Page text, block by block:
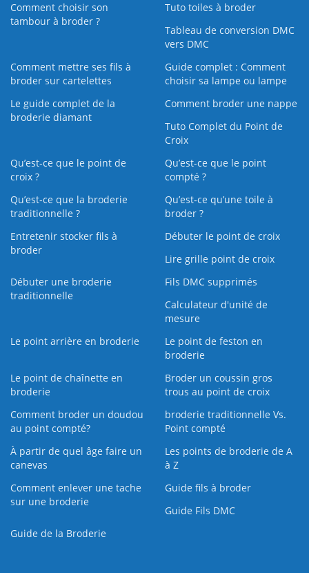
Comment choisir son
tambour à broder ?
Tuto toiles à broder
Tableau de conversion DMC
vers DMC
Comment mettre ses fils à
broder sur cartelettes
Guide complet : Comment
choisir sa lampe ou lampe
Le guide complet de la
broderie diamant
Comment broder une nappe
Tuto Complet du Point de
Croix
Qu’est-ce que le point de
croix ?
Qu’est-ce que le point
compté ?
Qu’est-ce que la broderie
traditionnelle ?
Qu’est‑ce qu’une toile à
broder ?
Entretenir stocker fils à
broder
Débuter le point de croix
Lire grille point de croix
Débuter une broderie
traditionnelle
Fils DMC supprimés
Calculateur d'unité de
mesure
Le point arrière en broderie
Le point de feston en
broderie
Le point de chaînette en
broderie
Broder un coussin gros
trous au point de croix
Comment broder un doudou
au point compté?
broderie traditionnelle Vs.
Point compté
À partir de quel âge faire un
canevas
Les points de broderie de A
à Z
Comment enlever une tache
sur une broderie
Guide fils à broder
Guide Fils DMC
Guide de la Broderie